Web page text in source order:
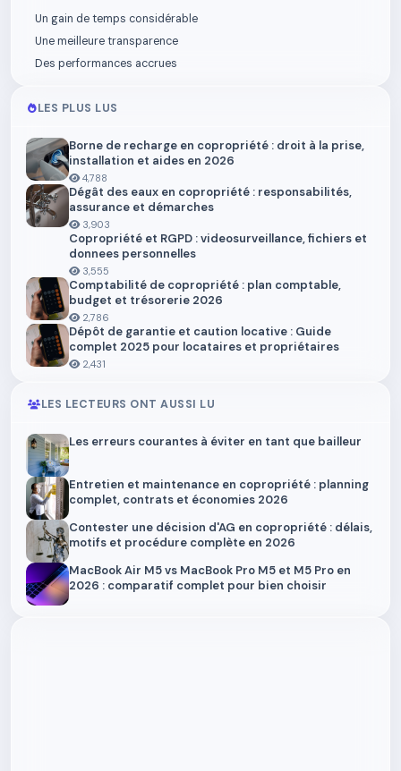
Un gain de temps considérable
Une meilleure transparence
Des performances accrues
LES PLUS LUS
Borne de recharge en copropriété : droit à la prise,
installation et aides en 2026
4,788
Dégât des eaux en copropriété : responsabilités,
assurance et démarches
3,903
Copropriété et RGPD : videosurveillance, fichiers et
donnees personnelles
3,555
Comptabilité de copropriété : plan comptable,
budget et trésorerie 2026
2,786
Dépôt de garantie et caution locative : Guide
complet 2025 pour locataires et propriétaires
2,431
LES LECTEURS ONT AUSSI LU
Les erreurs courantes à éviter en tant que bailleur
Entretien et maintenance en copropriété : planning
complet, contrats et économies 2026
Contester une décision d'AG en copropriété : délais,
motifs et procédure complète en 2026
MacBook Air M5 vs MacBook Pro M5 et M5 Pro en
2026 : comparatif complet pour bien choisir